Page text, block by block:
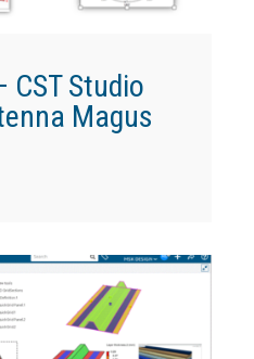
CST Studio
Magus